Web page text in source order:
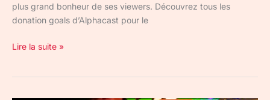
plus grand bonheur de ses viewers. Découvrez tous les
donation goals d’Alphacast pour le
Lire la suite »